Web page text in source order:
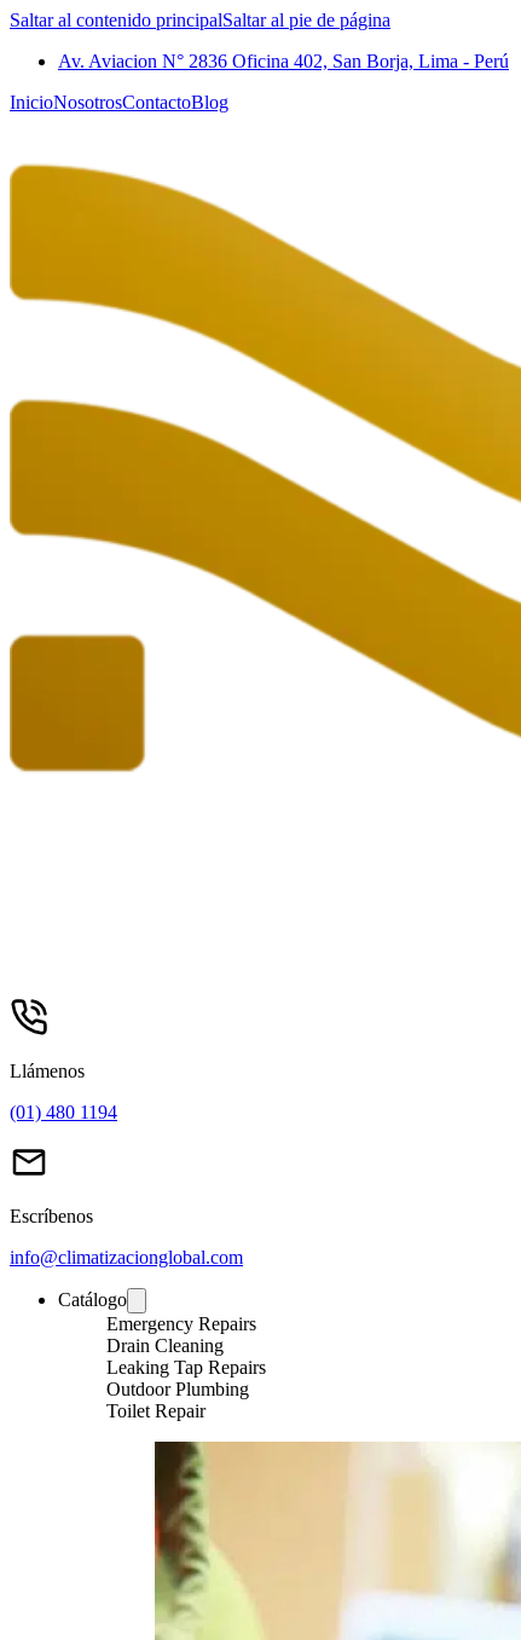
Saltar al contenido principalSaltar al pie de página
Av. Aviacion N° 2836 Oficina 402, San Borja, Lima - Perú
InicioNosotrosContactoBlog
Llámenos
(01) 480 1194
Escríbenos
info@climatizacionglobal.com
Catálogo
Emergency Repairs
Drain Cleaning
Leaking Tap Repairs
Outdoor Plumbing
Toilet Repair